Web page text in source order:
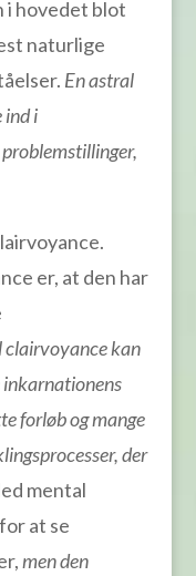
i hovedet blot
naturlige
En astral
ind i
er, at den har
clairvoyance kan
forløb og mange
der
mental
at se
men den